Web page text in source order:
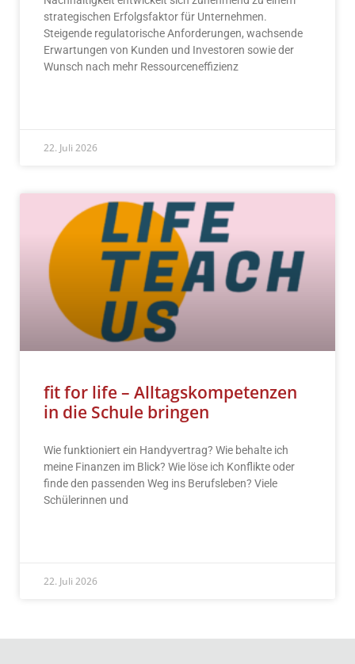
strategischen Erfolgsfaktor für Unternehmen.
Steigende regulatorische Anforderungen, wachsende
Erwartungen von Kunden und Investoren sowie der
Wunsch nach mehr Ressourceneffizienz
22. Juli 2026
fit for life – Alltagskompetenzen
in die Schule bringen
Wie funktioniert ein Handyvertrag? Wie behalte ich
meine Finanzen im Blick? Wie löse ich Konflikte oder
finde den passenden Weg ins Berufsleben? Viele
Schülerinnen und
22. Juli 2026